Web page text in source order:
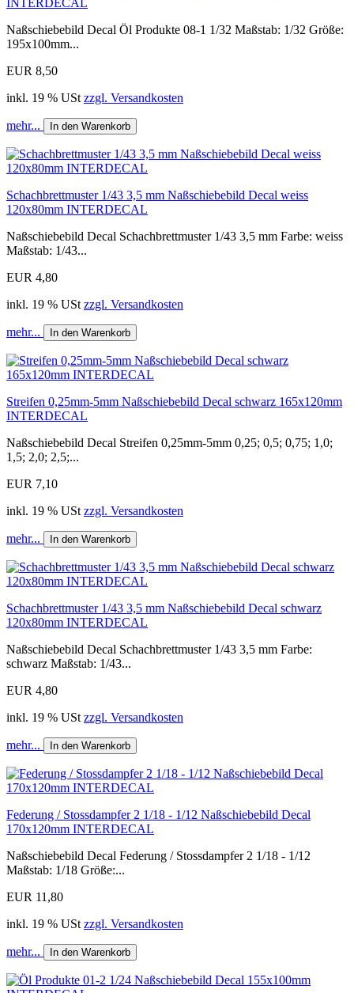
INTERDECAL
Naßschiebebild Decal Öl Produkte 08-1 1/32 Maßstab: 1/32 Größe:
195x100mm...
EUR 8,50
inkl. 19 % USt zzgl. Versandkosten
mehr... In den Warenkorb
Schachbrettmuster 1/43 3,5 mm Naßschiebebild Decal weiss
120x80mm INTERDECAL
Naßschiebebild Decal Schachbrettmuster 1/43 3,5 mm Farbe: weiss
Maßstab: 1/43...
EUR 4,80
inkl. 19 % USt zzgl. Versandkosten
mehr... In den Warenkorb
Streifen 0,25mm-5mm Naßschiebebild Decal schwarz 165x120mm
INTERDECAL
Naßschiebebild Decal Streifen 0,25mm-5mm 0,25; 0,5; 0,75; 1,0;
1,5; 2,0; 2,5;...
EUR 7,10
inkl. 19 % USt zzgl. Versandkosten
mehr... In den Warenkorb
Schachbrettmuster 1/43 3,5 mm Naßschiebebild Decal schwarz
120x80mm INTERDECAL
Naßschiebebild Decal Schachbrettmuster 1/43 3,5 mm Farbe:
schwarz Maßstab: 1/43...
EUR 4,80
inkl. 19 % USt zzgl. Versandkosten
mehr... In den Warenkorb
Federung / Stossdampfer 2 1/18 - 1/12 Naßschiebebild Decal
170x120mm INTERDECAL
Naßschiebebild Decal Federung / Stossdampfer 2 1/18 - 1/12
Maßstab: 1/18 Größe:...
EUR 11,80
inkl. 19 % USt zzgl. Versandkosten
mehr... In den Warenkorb